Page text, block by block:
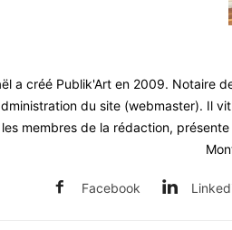
a créé Publik'Art en 2009. Notaire
du site (webmaster). Il
les membres de la rédaction,
Facebook